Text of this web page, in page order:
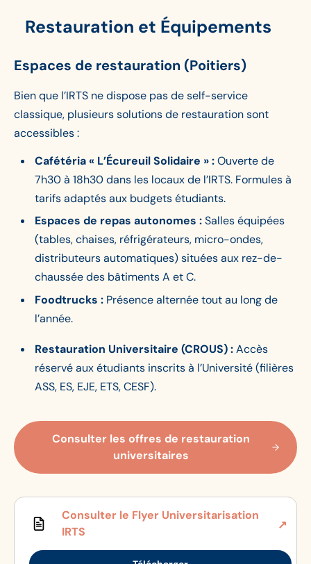
Restauration et Équipements
Espaces de restauration (Poitiers)
Bien que l’IRTS ne dispose pas de self-service
classique, plusieurs solutions de restauration sont
accessibles :
Cafétéria « L’Écureuil Solidaire » :Ouverte de
7h30 à 18h30 dans les locaux de l’IRTS. Formules à
tarifs adaptés aux budgets étudiants.
Espaces de repas autonomes :Salles équipées
(tables, chaises, réfrigérateurs, micro-ondes,
distributeurs automatiques) situées aux rez-de-
chaussée des bâtiments A et C.
Foodtrucks : Présence alternée tout au long de
l’année.
Restauration Universitaire (CROUS) :Accès
réservé aux étudiants inscrits à l’Université (filières
ASS, ES, EJE, ETS, CESF).
Consulter les offres de restauration
universitaires
Consulter le Flyer Universitarisation
IRTS